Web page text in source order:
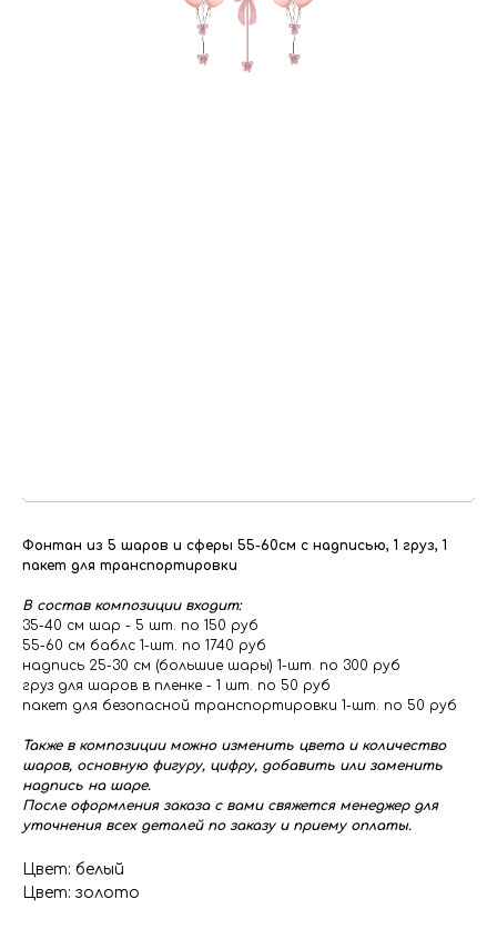
Фонтан из 5 шаров и сферы 55-60см с надписью, 1 груз, 1
пакет для транспортировки
В состав композиции входит:
35-40 см шар - 5 шт. по 150 руб
55-60 см баблс 1-шт. по 1740 руб
надпись 25-30 см (большие шары) 1-шт. по 300 руб
груз для шаров в пленке - 1 шт. по 50 руб
пакет для безопасной транспортировки 1-шт. по 50 руб
Также в композиции можно изменить цвета и количество
шаров, основную фигуру, цифру, добавить или заменить
надпись на шаре.
После оформления заказа с вами свяжется менеджер для
уточнения всех деталей по заказу и приему оплаты.
Цвет: белый
Цвет: золото